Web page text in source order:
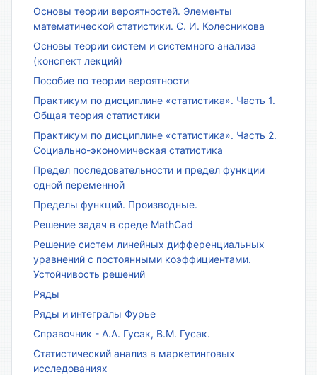
Основы теории вероятностей. Элементы
математической статистики. С. И. Колесникова
Основы теории систем и системного анализа
(конспект лекций)
Пособие по теории вероятности
Практикум по дисциплине «статистика». Часть 1.
Общая теория статистики
Практикум по дисциплине «статистика». Часть 2.
Социально-экономическая статистика
Предел последовательности и предел функции
одной переменной
Пределы функций. Производные.
Решение задач в среде MathCad
Решение систем линейных дифференциальных
уравнений с постоянными коэффициентами.
Устойчивость решений
Ряды
Ряды и интегралы Фурье
Справочник - А.А. Гусак, В.М. Гусак.
Статистический анализ в маркетинговых
исследованиях